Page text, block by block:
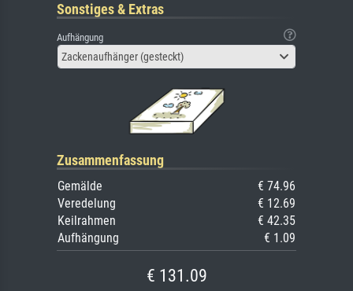
Sonstiges & Extras
Aufhängung
Zackenaufhänger (gesteckt)
Zusammenfassung
Gemälde
€ 74.96
Veredelung
€ 12.69
Keilrahmen
€ 42.35
Aufhängung
€ 1.09
€ 131.09